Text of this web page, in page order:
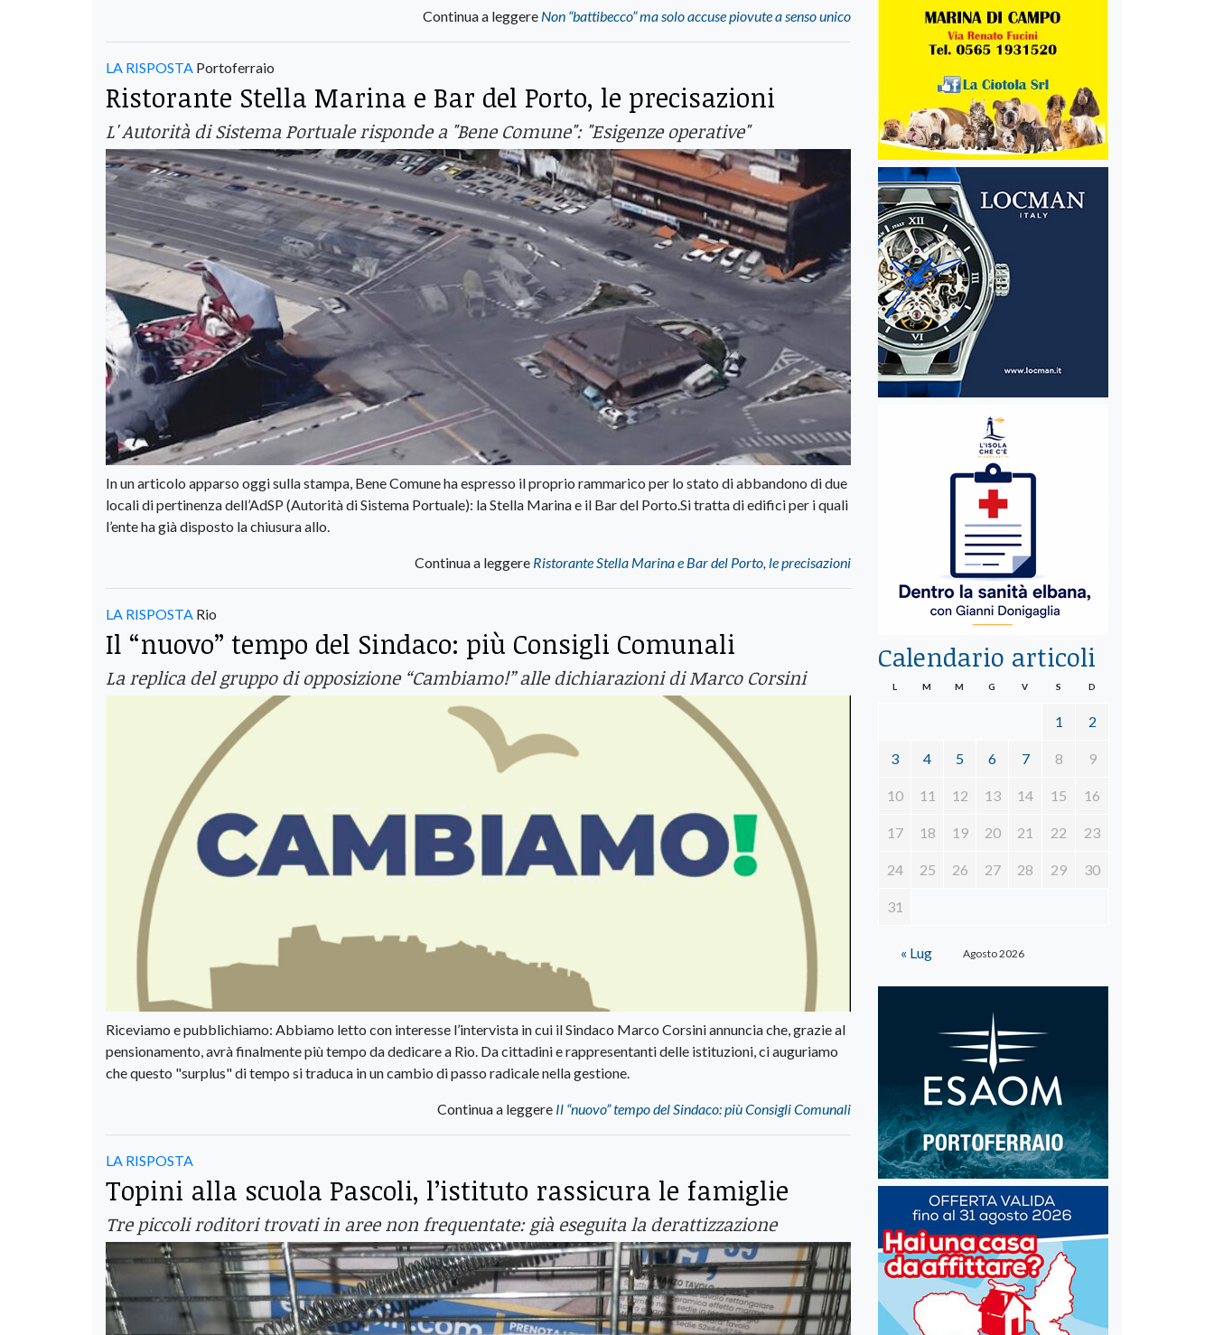
Continua a leggere Non “battibecco” ma solo accuse piovute a senso unico
LA RISPOSTA Portoferraio
Ristorante Stella Marina e Bar del Porto, le precisazioni
L' Autorità di Sistema Portuale risponde a "Bene Comune": "Esigenze operative"
In un articolo apparso oggi sulla stampa, Bene Comune ha espresso il proprio rammarico per lo stato di abbandono di due
locali di pertinenza dell’AdSP (Autorità di Sistema Portuale): la Stella Marina e il Bar del Porto.Si tratta di edifici per i quali
l’ente ha già disposto la chiusura allo.
Continua a leggere Ristorante Stella Marina e Bar del Porto, le precisazioni
LA RISPOSTA Rio
Il “nuovo” tempo del Sindaco: più Consigli Comunali
La replica del gruppo di opposizione “Cambiamo!” alle dichiarazioni di Marco Corsini
Riceviamo e pubblichiamo: Abbiamo letto con interesse l’intervista in cui il Sindaco Marco Corsini annuncia che, grazie al
pensionamento, avrà finalmente più tempo da dedicare a Rio. Da cittadini e rappresentanti delle istituzioni, ci auguriamo
che questo "surplus" di tempo si traduca in un cambio di passo radicale nella gestione.
Continua a leggere Il “nuovo” tempo del Sindaco: più Consigli Comunali
LA RISPOSTA
Topini alla scuola Pascoli, l’istituto rassicura le famiglie
Tre piccoli roditori trovati in aree non frequentate: già eseguita la derattizzazione
Calendario articoli
Agosto 2026
L M M G V S D
1 2
3 4 5 6 7 8 9
10 11 12 13 14 15 16
17 18 19 20 21 22 23
24 25 26 27 28 29 30
31
« Lug